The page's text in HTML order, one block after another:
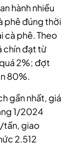
hành nhiều
phê đúng thời
cà phê. Theo
chín đạt từ
2%; đợt
80%.
gần nhất, giá
1/2024
tấn, giao
2.512